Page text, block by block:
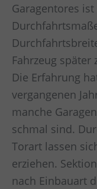
Garagentores
Fahrzeug später
Die Erfahrung
vergangenen
manche
schmal sind.
Torart lassen
erziehen.
nach Einbauart